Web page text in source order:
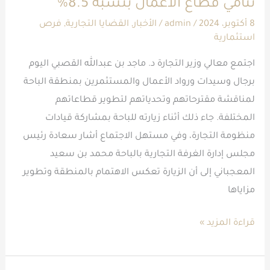
تنامي قطاع الأعمال بنسبة 8.5%
8 أكتوبر، 2024 /
admin
/ الأخبار, القضايا التجارية, فرص
استثمارية
اجتمع معالي وزير التجارة د. ماجد بن عبدالله القصبي اليوم
برجال وسيدات ورواد الأعمال والمستثمرين بمنطقة الباحة
لمناقشة مقترحاتهم وتحدياتهم لتطوير قطاعاتهم
المختلفة. جاء ذلك أثناء زيارته للباحة بمشاركة قيادات
منظومة التجارة، وفي مستهل الاجتماع أشار سعادة رئيس
مجلس إدارة الغرفة التجارية بالباحة محمد بن سعيد
المعجباني إلى أن الزيارة تعكس الاهتمام بالمنطقة وتطوير
مزاياها
الأعمال
بنسبة
8.5%
قراءة المزيد »